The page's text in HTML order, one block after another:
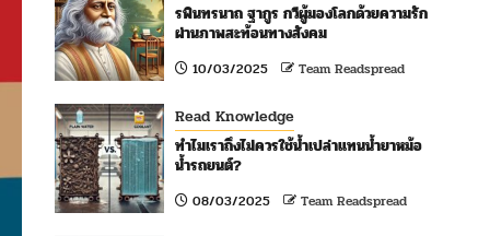
รพินทรนาถ ฐากูร กวีผู้มองโลกด้วยความรัก
ผ่านภาพสะท้อนทางสังคม
10/03/2025 Team Readspread
Read Knowledge
ทำไมเราถึงไม่ควรใช้น้ำเปล่าแทนน้ำยาหม้อ
น้ำรถยนต์?
08/03/2025 Team Readspread